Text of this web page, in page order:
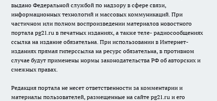
выдано Федеральной службой по надзору в сфере связи,
информационных технологий и массовых коммуникаций. При
частичном или полном воспроизведении материалов новостного
портала pg21.ru в печатных изданиях, а также теле- радиосообщениях
ссылка на издание обязательна. При использовании в Интернет-
изданиях прямая гиперссылка на ресурс обязательна, в противном
случае будут применены нормы законодательства РФ об авторских и
смежных правах.
Редакция портала не несет ответственности за комментарии и
материалы пользователей, размещенные на сайте pg21.ru и его